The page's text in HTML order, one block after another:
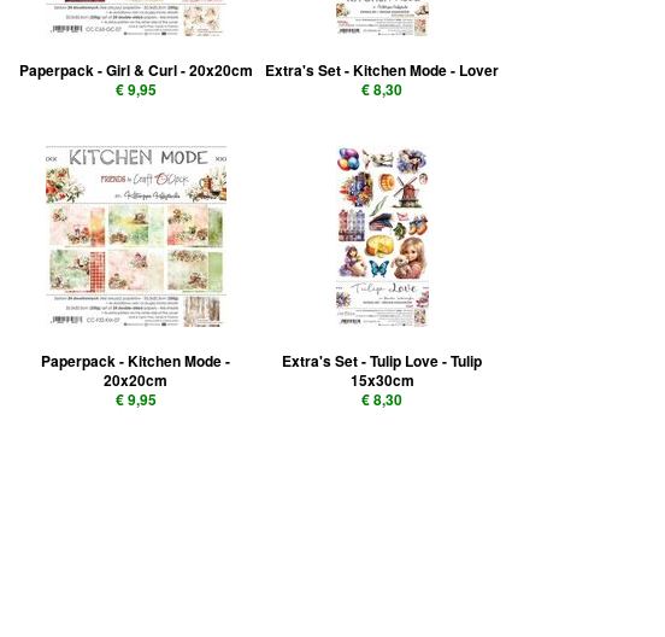
Paperpack - Girl & Curl - 20x20cm
€ 9,95
Extra's Set - Kitchen Mode - Lover
€ 8,30
Paperpack - Kitchen Mode -
20x20cm
€ 9,95
Extra's Set - Tulip Love - Tulip
15x30cm
€ 8,30